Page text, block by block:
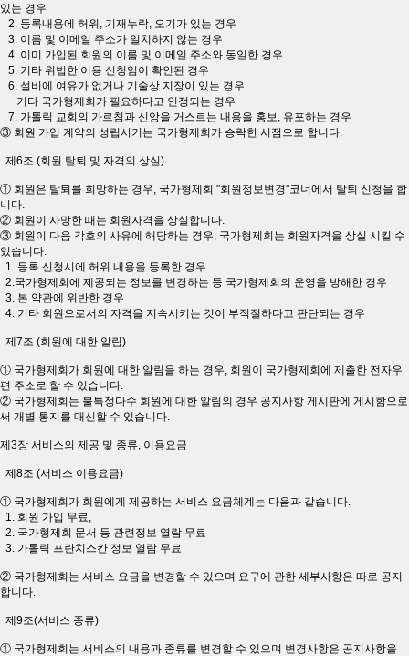
있는 경우
2. 등록내용에 허위, 기재누락, 오기가 있는 경우
3. 이름 및 이메일 주소가 일치하지 않는 경우
4. 이미 가입된 회원의 이름 및 이메일 주소와 동일한 경우
5. 기타 위법한 이용 신청임이 확인된 경우
6. 설비에 여유가 없거나 기술상 지장이 있는 경우
기타 국가형제회가 필요하다고 인정되는 경우
7. 가톨릭 교회의 가르침과 신앙을 거스르는 내용을 홍보, 유포하는 경우
③ 회원 가입 계약의 성립시기는 국가형제회가 승락한 시점으로 합니다.
제6조 (회원 탈퇴 및 자격의 상실)
① 회원은 탈퇴를 희망하는 경우, 국가형제회 "회원정보변경"코너에서 탈퇴 신청을 합
니다.
② 회원이 사망한 때는 회원자격을 상실합니다.
③ 회원이 다음 각호의 사유에 해당하는 경우, 국가형제회는 회원자격을 상실 시킬 수
있습니다.
1. 등록 신청시에 허위 내용을 등록한 경우
2.국가형제회에 제공되는 정보를 변경하는 등 국가형제회의 운영을 방해한 경우
3. 본 약관에 위반한 경우
4. 기타 회원으로서의 자격을 지속시키는 것이 부적절하다고 판단되는 경우
제7조 (회원에 대한 알림)
① 국가형제회가 회원에 대한 알림을 하는 경우, 회원이 국가형제회에 제출한 전자우
편 주소로 할 수 있습니다.
② 국가형제회는 불특정다수 회원에 대한 알림의 경우 공지사항 게시판에 게시함으로
써 개별 통지를 대신할 수 있습니다.
제3장 서비스의 제공 및 종류, 이용요금
제8조 (서비스 이용요금)
① 국가형제회가 회원에게 제공하는 서비스 요금체계는 다음과 같습니다.
1. 회원 가입 무료,
2. 국가형제회 문서 등 관련정보 열람 무료
3. 가톨릭 프란치스칸 정보 열람 무료
② 국가형제회는 서비스 요금을 변경할 수 있으며 요구에 관한 세부사항은 따로 공지
합니다.
제9조(서비스 종류)
① 국가형제회는 서비스의 내용과 종류를 변경할 수 있으며 변경사항은 공지사항을